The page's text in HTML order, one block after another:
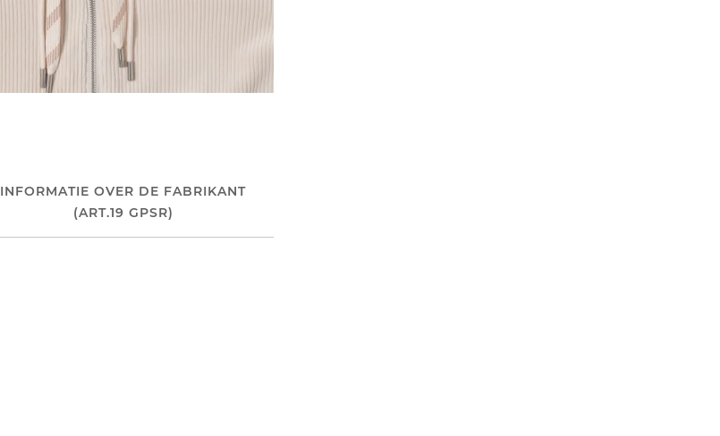
INFORMATIE OVER DE FABRIKANT
(ART.19 GPSR)